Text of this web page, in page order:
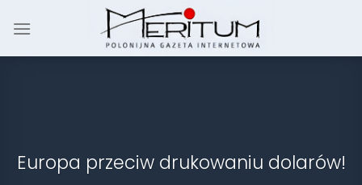
Europa przeciw drukowaniu dolarów!